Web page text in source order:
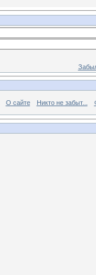
О сайте Никто не забыт...